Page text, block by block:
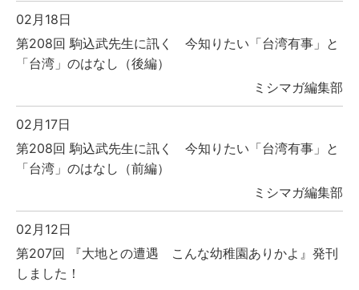
02月18日
第208回 駒込武先生に訊く 今知りたい「台湾有事」と
「台湾」のはなし（後編）
ミシマガ編集部
02月17日
第208回 駒込武先生に訊く 今知りたい「台湾有事」と
「台湾」のはなし（前編）
ミシマガ編集部
02月12日
第207回 『大地との遭遇 こんな幼稚園ありかよ』発刊
しました！